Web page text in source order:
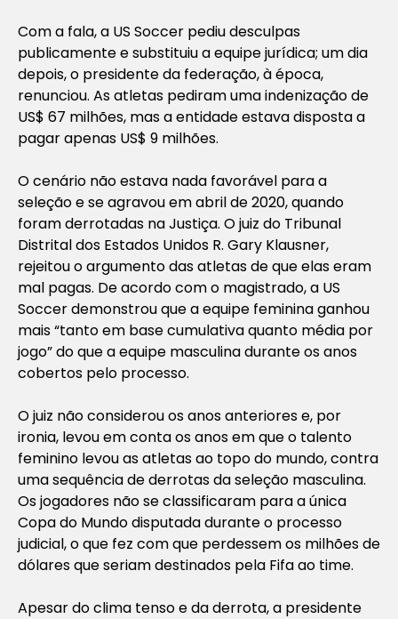
Com a fala, a US Soccer pediu desculpas
publicamente e substituiu a equipe jurídica; um dia
depois, o presidente da federação, à época,
renunciou. As atletas pediram uma indenização de
US$ 67 milhões, mas a entidade estava disposta a
pagar apenas US$ 9 milhões.
O cenário não estava nada favorável para a
seleção e se agravou em abril de 2020, quando
foram derrotadas na Justiça. O juiz do Tribunal
Distrital dos Estados Unidos R. Gary Klausner,
rejeitou o argumento das atletas de que elas eram
mal pagas. De acordo com o magistrado, a US
Soccer demonstrou que a equipe feminina ganhou
mais “tanto em base cumulativa quanto média por
jogo” do que a equipe masculina durante os anos
cobertos pelo processo.
O juiz não considerou os anos anteriores e, por
ironia, levou em conta os anos em que o talento
feminino levou as atletas ao topo do mundo, contra
uma sequência de derrotas da seleção masculina.
Os jogadores não se classificaram para a única
Copa do Mundo disputada durante o processo
judicial, o que fez com que perdessem os milhões de
dólares que seriam destinados pela Fifa ao time.
Apesar do clima tenso e da derrota, a presidente